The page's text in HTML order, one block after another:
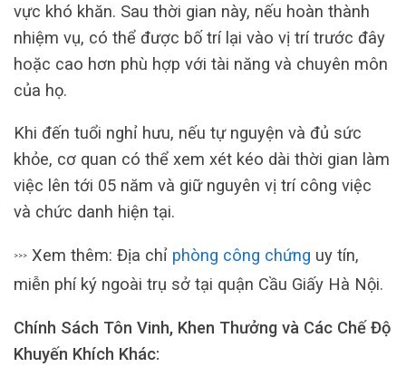
vực khó khăn. Sau thời gian này, nếu hoàn thành
nhiệm vụ, có thể được bố trí lại vào vị trí trước đây
hoặc cao hơn phù hợp với tài năng và chuyên môn
của họ.
Khi đến tuổi nghỉ hưu, nếu tự nguyện và đủ sức
khỏe, cơ quan có thể xem xét kéo dài thời gian làm
việc lên tới 05 năm và giữ nguyên vị trí công việc
và chức danh hiện tại.
>>> Xem thêm: Địa chỉ phòng công chứng uy tín,
miễn phí ký ngoài trụ sở tại quận Cầu Giấy Hà Nội.
Chính Sách Tôn Vinh, Khen Thưởng và Các Chế Độ
Khuyến Khích Khác: